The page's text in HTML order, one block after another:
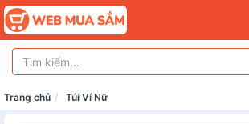
Trang chủ Túi Ví Nữ